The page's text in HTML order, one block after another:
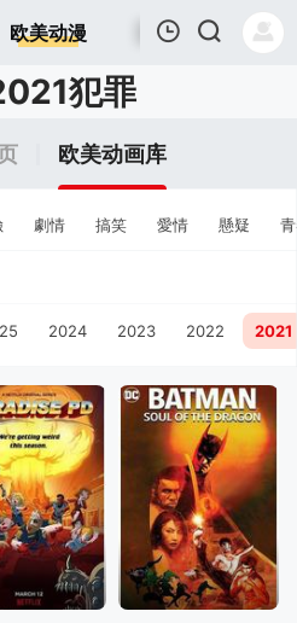
欧美动漫
犯罪
欧美动画库
劇情 搞笑 愛情 懸疑
2024 2023 2022 2021